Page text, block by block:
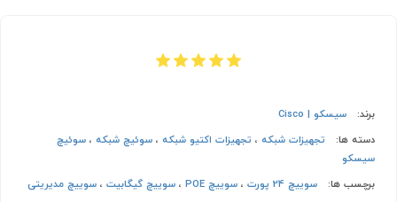
برند:
سیسکو | Cisco
دسته ها:
تجهیزات شبکه ، تجهیزات اکتیو شبکه ، سوئیچ شبکه ، سوئیچ
سیسکو
برچسب ها:
سوییچ 24 پورت ، سوییچ POE ، سوییچ گیگابیت ، سوییچ مدیریتی